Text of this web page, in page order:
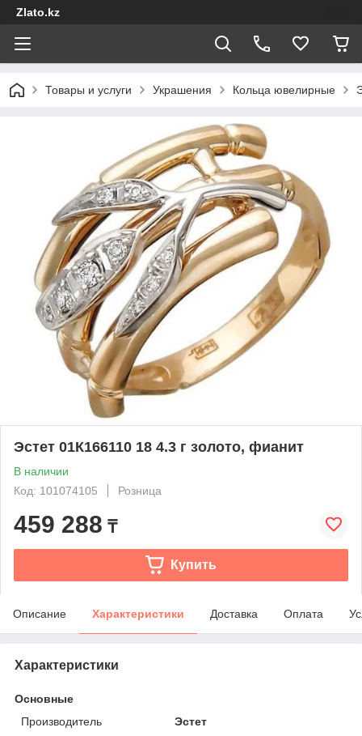
Zlato.kz
Товары и услуги Украшения Кольца ювелирные
Эстет 01К166110 18 4.3 г золото, фианит
В наличии
Код: 101074105
Розница
459 288 ₸
Купить
Описание Характеристики Доставка Оплата
Характеристики
Основные
Производитель
Эстет